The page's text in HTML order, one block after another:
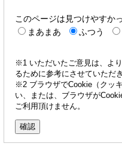
このページは見つけやすか
まあまあ
ふつう
※1 いただいたご意見は、よ
るために参考にさせていただ
※2 ブラウザでCookie（クッ
い、または、ブラウザが
ご利用頂けません。